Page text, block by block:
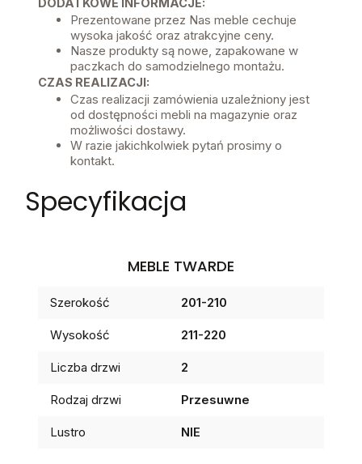
DODATKOWE INFORMACJE:
Prezentowane przez Nas meble cechuje
wysoka jakość oraz atrakcyjne ceny.
Nasze produkty są nowe, zapakowane w
paczkach do samodzielnego montażu.
CZAS REALIZACJI:
Czas realizacji zamówienia uzależniony jest
od dostępności mebli na magazynie oraz
możliwości dostawy.
W razie jakichkolwiek pytań prosimy o
kontakt.
Specyfikacja
MEBLE TWARDE
Szerokość 201-210
Wysokość 211-220
Liczba drzwi 2
Rodzaj drzwi Przesuwne
Lustro NIE